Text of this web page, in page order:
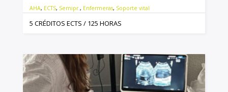
AHA, ECTS, Semipr., Enfermeras, Soporte vital
5 CRÉDITOS ECTS / 125 HORAS